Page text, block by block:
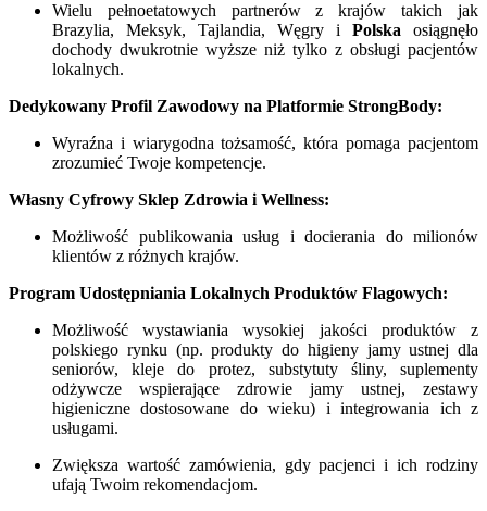
Wielu pełnoetatowych partnerów z krajów takich jak
Brazylia, Meksyk, Tajlandia, Węgry i Polska osiągnęło
dochody dwukrotnie wyższe niż tylko z obsługi pacjentów
lokalnych.
Dedykowany Profil Zawodowy na Platformie StrongBody:
Wyraźna i wiarygodna tożsamość, która pomaga pacjentom
zrozumieć Twoje kompetencje.
Własny Cyfrowy Sklep Zdrowia i Wellness:
Możliwość publikowania usług i docierania do milionów
klientów z różnych krajów.
Program Udostępniania Lokalnych Produktów Flagowych:
Możliwość wystawiania wysokiej jakości produktów z
polskiego rynku (np. produkty do higieny jamy ustnej dla
seniorów, kleje do protez, substytuty śliny, suplementy
odżywcze wspierające zdrowie jamy ustnej, zestawy
higieniczne dostosowane do wieku) i integrowania ich z
usługami.
Zwiększa wartość zamówienia, gdy pacjenci i ich rodziny
ufają Twoim rekomendacjom.